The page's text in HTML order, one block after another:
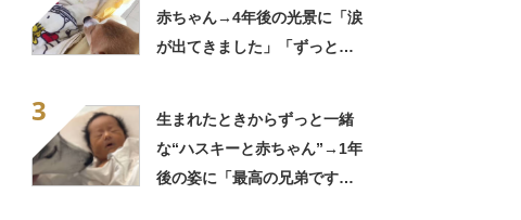
赤ちゃん→4年後の光景に「涙
が出てきました」「ずっと見
3
生まれたときからずっと一緒
な“ハスキーと赤ちゃん”→1年
後の姿に「最高の兄弟です